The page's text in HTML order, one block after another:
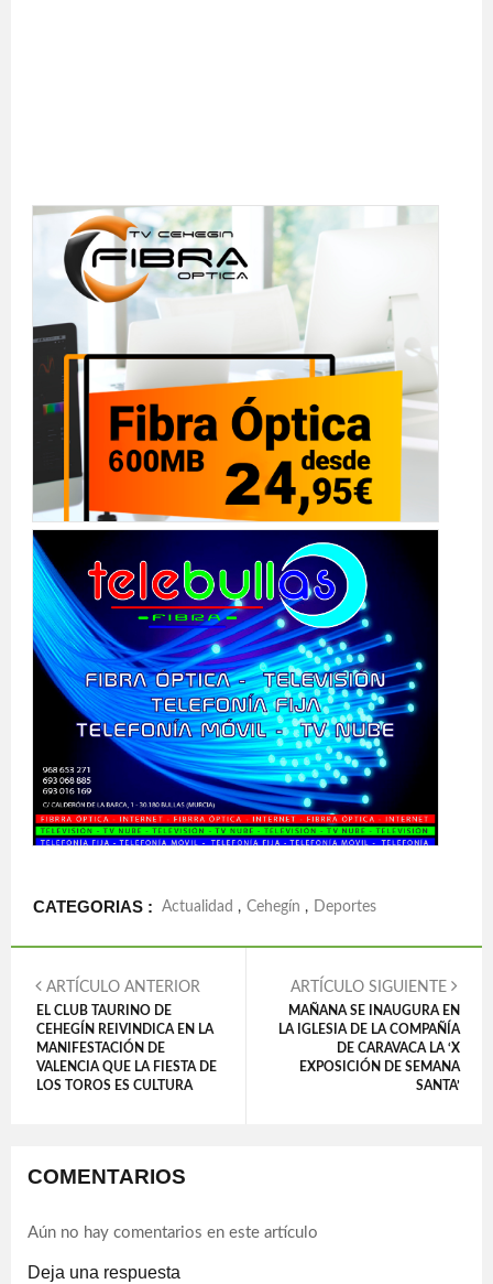
CATEGORIAS : Actualidad , Cehegín , Deportes
ARTÍCULO ANTERIOR
EL CLUB TAURINO DE
CEHEGÍN REIVINDICA EN LA
MANIFESTACIÓN DE
VALENCIA QUE LA FIESTA DE
LOS TOROS ES CULTURA
ARTÍCULO SIGUIENTE
MAÑANA SE INAUGURA EN
LA IGLESIA DE LA COMPAÑÍA
DE CARAVACA LA ‘X
EXPOSICIÓN DE SEMANA
SANTA’
COMENTARIOS
Aún no hay comentarios en este artículo
Deja una respuesta